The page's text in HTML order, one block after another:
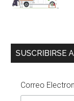
SUSCRIBIRSE
Correo